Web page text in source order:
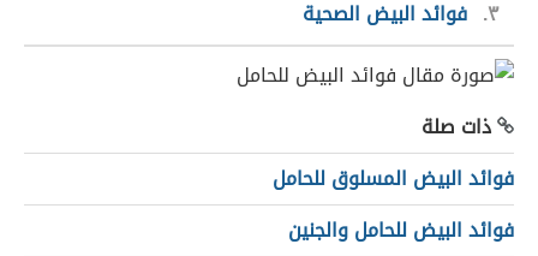
٣ فوائد البيض الصحية
ذات صلة
فوائد البيض المسلوق للحامل
فوائد البيض للحامل والجنين